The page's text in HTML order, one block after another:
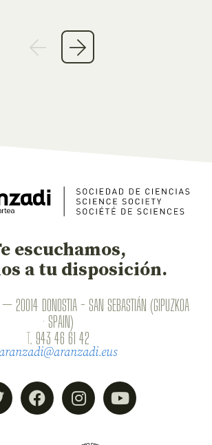
escuchamos,
a tu disposición.
— 20014 DONOSTIA - SAN SEBASTIÁN (GIPUZKOA
· SPAIN)
T. 943 46 61 42
aranzadi@aranzadi.eus